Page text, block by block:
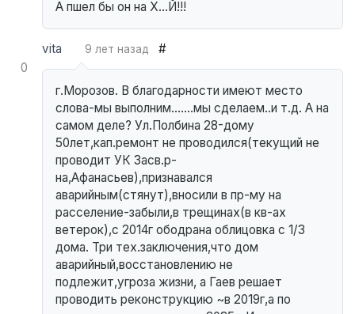
А пшел бы он на Х...Й!!!
0
vita 9 лет назад #
г.Морозов. В благодарности имеют место
слова-мы выполним.......мы сделаем..и т.д. А на
самом деле? Ул.Полбина 28-дому
50лет,кап.ремонт не проводился(текущий не
проводит УК Засв.р-
на,Афанасьев),признавался
аварийным(стянут),вносили в пр-му на
расселение-забыли,в трещинах(в кв-ах
ветерок),с 2014г ободрана облицовка с 1/3
дома. Три тех.заключения,что дом
аварийный,восстановлению не
подлежит,угроза жизни, а Гаев решает
проводить реконструкцию ~в 2019г,а по